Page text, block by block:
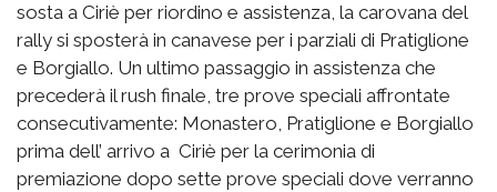
sosta a Ciriè per riordino e assistenza, la carovana del
rally si sposterà in canavese per i parziali di Pratiglione
e Borgiallo. Un ultimo passaggio in assistenza che
precederà il rush finale, tre prove speciali affrontate
consecutivamente: Monastero, Pratiglione e Borgiallo
prima dell’ arrivo a Ciriè per la cerimonia di
premiazione dopo sette prove speciali dove verranno